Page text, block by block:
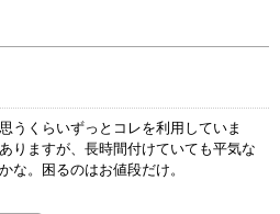
うくらいずっとコレを利用していま
りますが、長時間付けていても平気な
な。困るのはお値段だけ。